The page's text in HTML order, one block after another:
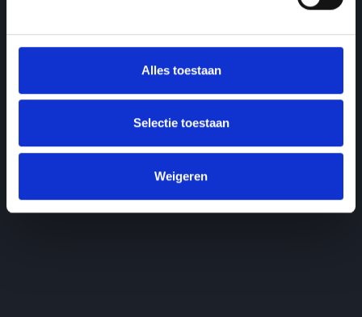
Alles toestaan
Selectie toestaan
Weigeren